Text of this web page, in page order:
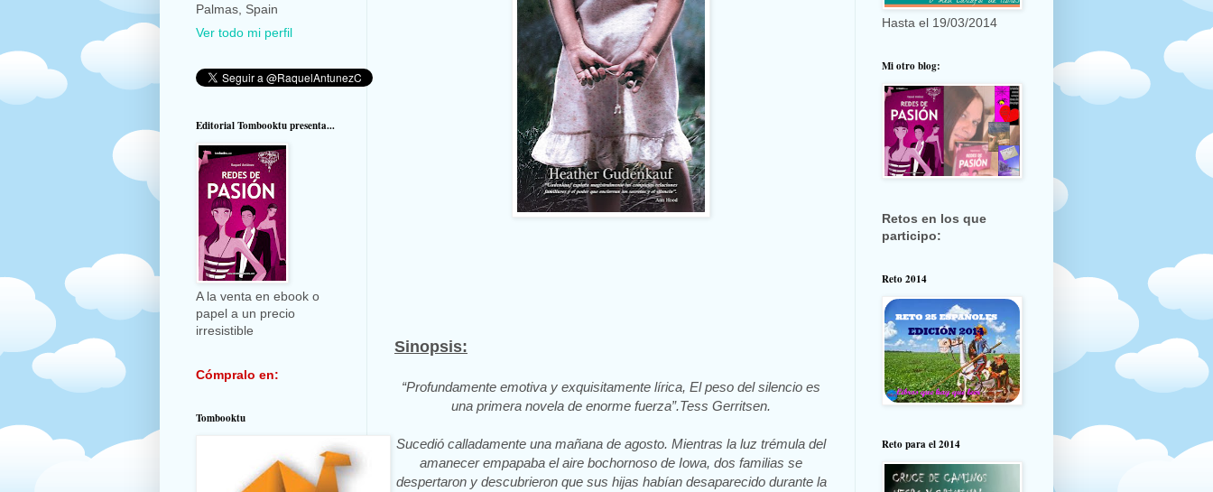
Sinopsis:
“Profundamente emotiva y exquisitamente lírica, El peso del silencio es
una primera novela de enorme fuerza”.Tess Gerritsen.
Sucedió calladamente una mañana de agosto. Mientras la luz trémula del
amanecer empapaba el aire bochornoso de Iowa, dos familias se
despertaron y descubrieron que sus hijas habían desaparecido durante la
Palmas, Spain
Ver todo mi perfil
Editorial Tombooktu presenta...
A la venta en ebook o
papel a un precio
irresistible
Cómpralo en:
Tombooktu
Hasta el 19/03/2014
Mi otro blog:
Retos en los que
participo:
Reto 2014
Reto para el 2014